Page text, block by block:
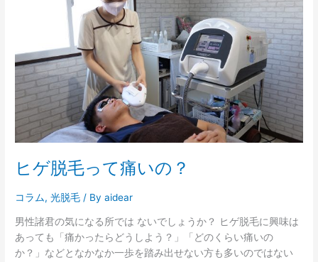
ヒゲ脱毛って痛いの？
コラム,光脱毛 / Byaidear
男性諸君の気になる所では ないでしょうか？ ヒゲ脱毛に興味は
あっても「痛かったらどうしよう？」「どのくらい痛いの
か？」などとなかなか一歩を踏み出せない方も多いのではない
痛
い
の？